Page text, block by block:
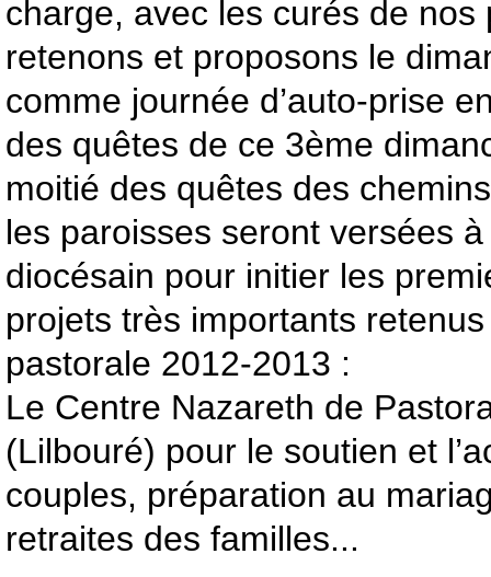
charge, avec les curés de nos
retenons et proposons le
comme journée d’auto-prise
des quêtes de ce 3ème
moitié des quêtes des
les paroisses seront versées à
diocésain pour initier les
projets très importants
pastorale 2012-2013 :
Le Centre Nazareth de
(Lilbouré) pour le soutien et
couples, préparation au
retraites des familles...